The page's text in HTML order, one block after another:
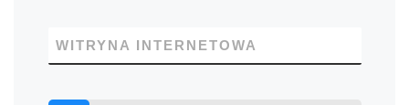
WITRYNA INTERNETOWA